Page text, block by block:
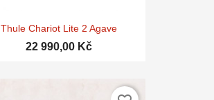
Thule Chariot Lite 2 Agave
22 990,00 Kč